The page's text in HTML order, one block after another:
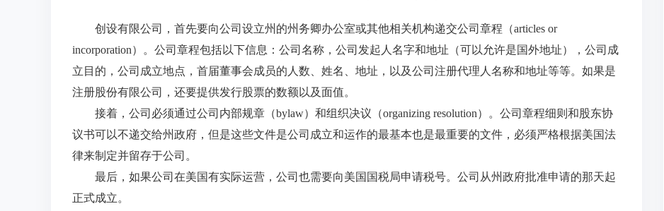
创设有限公司，首先要向公司设立州的州务卿办公室或其他相关机构递交公司章程（articles or
incorporation）。公司章程包括以下信息：公司名称，公司发起人名字和地址（可以允许是国外地址），公司成
立目的，公司成立地点，首届董事会成员的人数、姓名、地址，以及公司注册代理人名称和地址等等。如果是
注册股份有限公司，还要提供发行股票的数额以及面值。
接着，公司必须通过公司内部规章（bylaw）和组织决议（organizing resolution）。公司章程细则和股东协
议书可以不递交给州政府，但是这些文件是公司成立和运作的最基本也是最重要的文件，必须严格根据美国法
律来制定并留存于公司。
最后，如果公司在美国有实际运营，公司也需要向美国国税局申请税号。公司从州政府批准申请的那天起
正式成立。